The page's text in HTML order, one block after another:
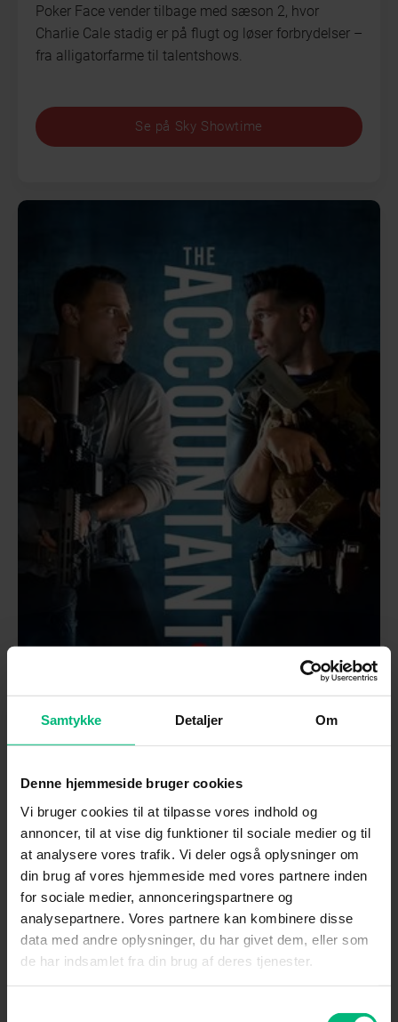
Samtykke Detaljer Om
Denne hjemmeside bruger cookies
Vi bruger cookies til at tilpasse vores indhold og
annoncer, til at vise dig funktioner til sociale medier og til
at analysere vores trafik. Vi deler også oplysninger om
din brug af vores hjemmeside med vores partnere inden
for sociale medier, annonceringspartnere og
analysepartnere. Vores partnere kan kombinere disse
data med andre oplysninger, du har givet dem, eller som
de har indsamlet fra din brug af deres tjenester.
Poker Face vender tilbage med sæson 2, hvor
Charlie Cale stadig er på flugt og løser forbrydelser –
fra alligatorfarme til talentshows.
Se på Sky Showtime
The Accountant 2
Christian Wolff og hans bror Brax afslører en dødelig
sammensværgelse og jagtes af brutale mordere.